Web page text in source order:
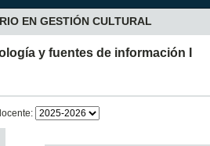
EN GESTIÓN CULTURAL
y fuentes de información I